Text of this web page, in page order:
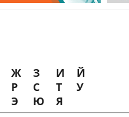
Ж З И
Й
Р С Т
У
Э Ю Я